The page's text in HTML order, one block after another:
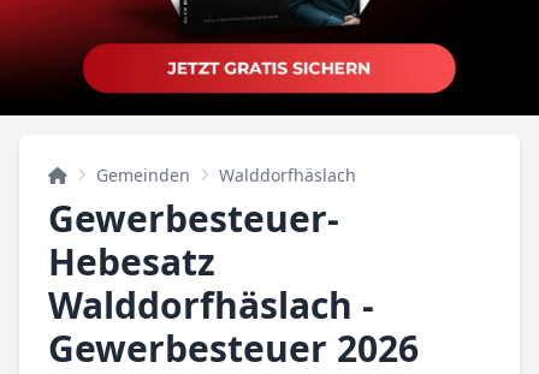
Gemeinden Walddorfhäslach
Gewerbesteuer-
Hebesatz
Walddorfhäslach -
Gewerbesteuer 2026